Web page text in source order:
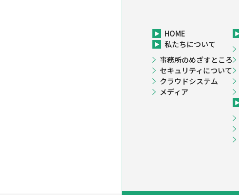
HOME
私たちについて
事務所のめざすところ
セキュリティについて
クラウドシステム
メディア